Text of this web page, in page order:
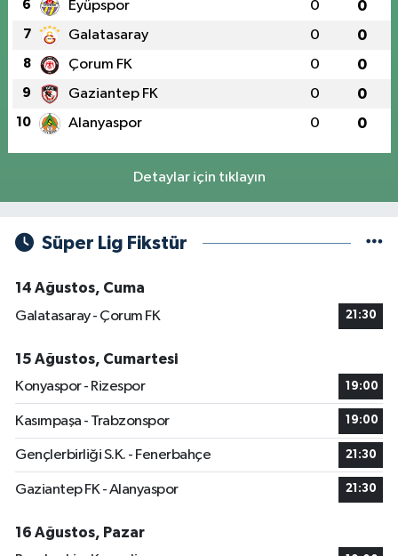
6 Eyüpspor 0 0
7 Galatasaray 0 0
8 Çorum FK 0 0
9 Gaziantep FK 0 0
10 Alanyaspor 0 0
Detaylar için tıklayın
Süper Lig Fikstür
14 Ağustos, Cuma
Galatasaray - Çorum FK
21:30
15 Ağustos, Cumartesi
Konyaspor - Rizespor
19:00
Kasımpaşa - Trabzonspor 19:00
Gençlerbirliği S.K. - Fenerbahçe 21:30
Gaziantep FK - Alanyaspor 21:30
16 Ağustos, Pazar